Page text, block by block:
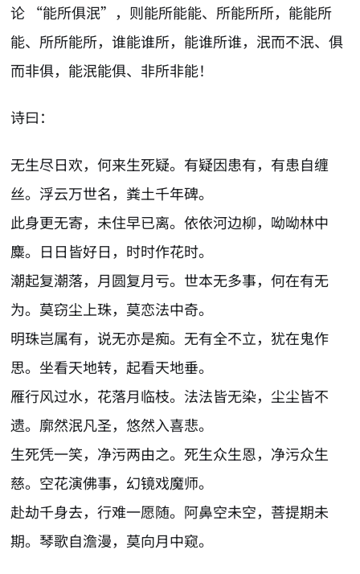
论 “能所俱泯”，则能所能能、所能所所，能能所
能、所所能所，谁能谁所，能谁所谁，泯而不泯、俱
而非俱，能泯能俱、非所非能！
诗曰：
无生尽日欢，何来生死疑。有疑因患有，有患自缠
丝。浮云万世名，粪土千年碑。
此身更无寄，未住早已离。依依河边柳，呦呦林中
麋。日日皆好日，时时作花时。
潮起复潮落，月圆复月亏。世本无多事，何在有无
为。莫窃尘上珠，莫恋法中奇。
明珠岂属有，说无亦是痴。无有全不立，犹在鬼作
思。坐看天地转，起看天地垂。
雁行风过水，花落月临枝。法法皆无染，尘尘皆不
遗。廓然泯凡圣，悠然入喜悲。
生死凭一笑，净污两由之。死生众生恩，净污众生
慈。空花演佛事，幻镜戏魔师。
赴劫千身去，行难一愿随。阿鼻空未空，菩提期未
期。琴歌自澹漫，莫向月中窥。